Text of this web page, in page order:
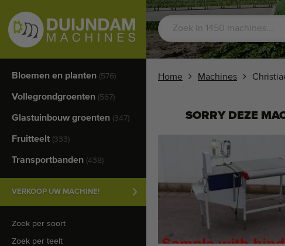
Bloemen en planten (576)
Vollegrondgroenten (567)
Glastuinbouw groenten (347)
Fruitteelt (333)
Transportbanden (438)
VERKOOP UW MACHINE!
Zoek per soort
Zoek per teelt
Home Machines
SORRY DEZE